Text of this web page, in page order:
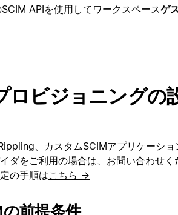
APIを使用してワークスペースゲ
ロビジョニングの
、カスタムSCIMアプリケーショ
ダをご利用の場合は、お問い合わせく
の手順はこちら →
前提条件